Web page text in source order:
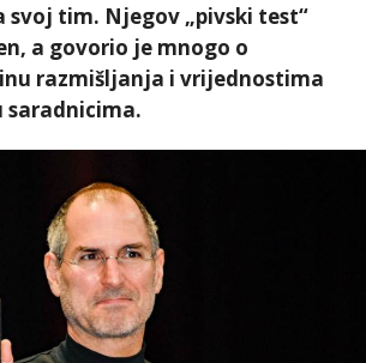
svoj tim. Njegov „pivski test“
a govorio je mnogo o
razmišljanja i vrijednostima
saradnicima.